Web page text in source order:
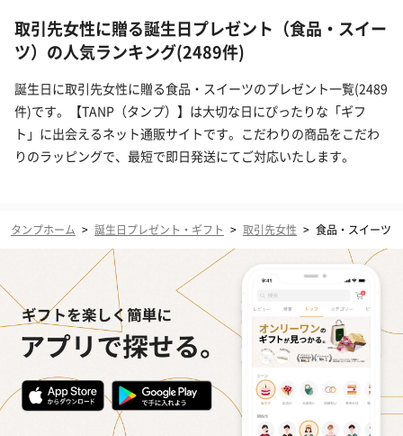
取引先女性に贈る誕生日プレゼント（食品・スイー
ツ）の人気ランキング(2489件)
誕生日に取引先女性に贈る食品・スイーツのプレゼント一覧(2489
件)です。【TANP（タンプ）】は大切な日にぴったりな「ギフ
ト」に出会えるネット通販サイトです。こだわりの商品をこだわ
りのラッピングで、最短で即日発送にてご対応いたします。
タンプホーム > 誕生日プレゼント・ギフト > 取引先女性 > 食品・スイーツ